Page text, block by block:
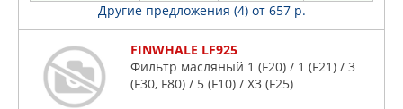
Другие предложения (4) от 657 р.
FINWHALE LF925
Фильтр масляный 1 (F20) / 1 (F21) / 3
(F30, F80) / 5 (F10) / X3 (F25)